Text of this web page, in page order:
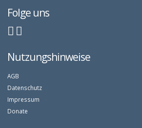
Folge uns
Nutzungshinweise
AGB
Datenschutz
Impressum
Donate